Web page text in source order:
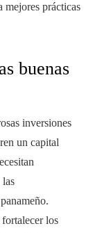
mejores prácticas
buenas
inversiones
un capital
las
los